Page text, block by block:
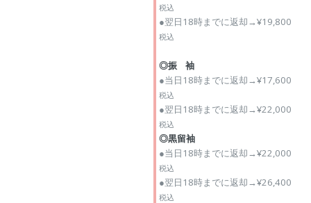
税込
●翌日18時までに返却→¥19,800
税込
◎振 袖
●当日18時までに返却→¥17,600
税込
●翌日18時までに返却→¥22,000
税込
◎黒留袖
●当日18時までに返却→¥22,000
税込
●翌日18時までに返却→¥26,400
税込